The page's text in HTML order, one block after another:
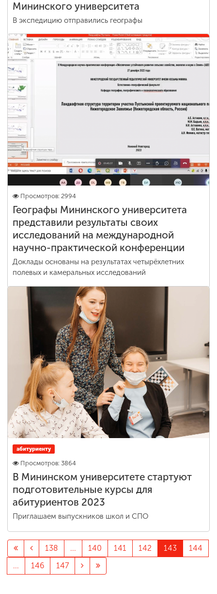
Мининского университета
В экспедицию отправились географы
Просмотров: 2994
Географы Мининского университета
представили результаты своих
исследований на международной
научно-практической конференции
Доклады основаны на результатах четырёхлетних
полевых и камеральных исследований
абитуриенту
Просмотров: 3864
В Мининском университете стартуют
подготовительные курсы для
абитуриентов 2023
Приглашаем выпускников школ и СПО
138 ... 140 141 142 143
144
...
146 147